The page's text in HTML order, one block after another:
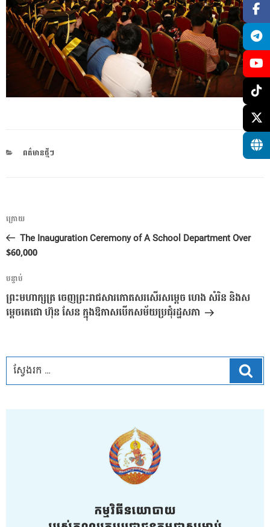
CATEGORIES
ពត៌មានថ្មីៗ
ការ​
នាំទិស​
ប្រកាស
អត្ថបទ
មុន
ក្រោយ
The Inauguration Ceremony of A School Department Over
$60,000
អត្ថបទ
បន្ទាប់
បន្ទាប់
ព្រះមហាក្សត្រ ចេញព្រះរាជសារកោតសរសើរសម្តេច ហេង សំរិន និងស
ម្តេចតេជោ ហ៊ុន សែន ក្នុងឱកាសបើកសម័យប្រជុំរដ្ឋសភា